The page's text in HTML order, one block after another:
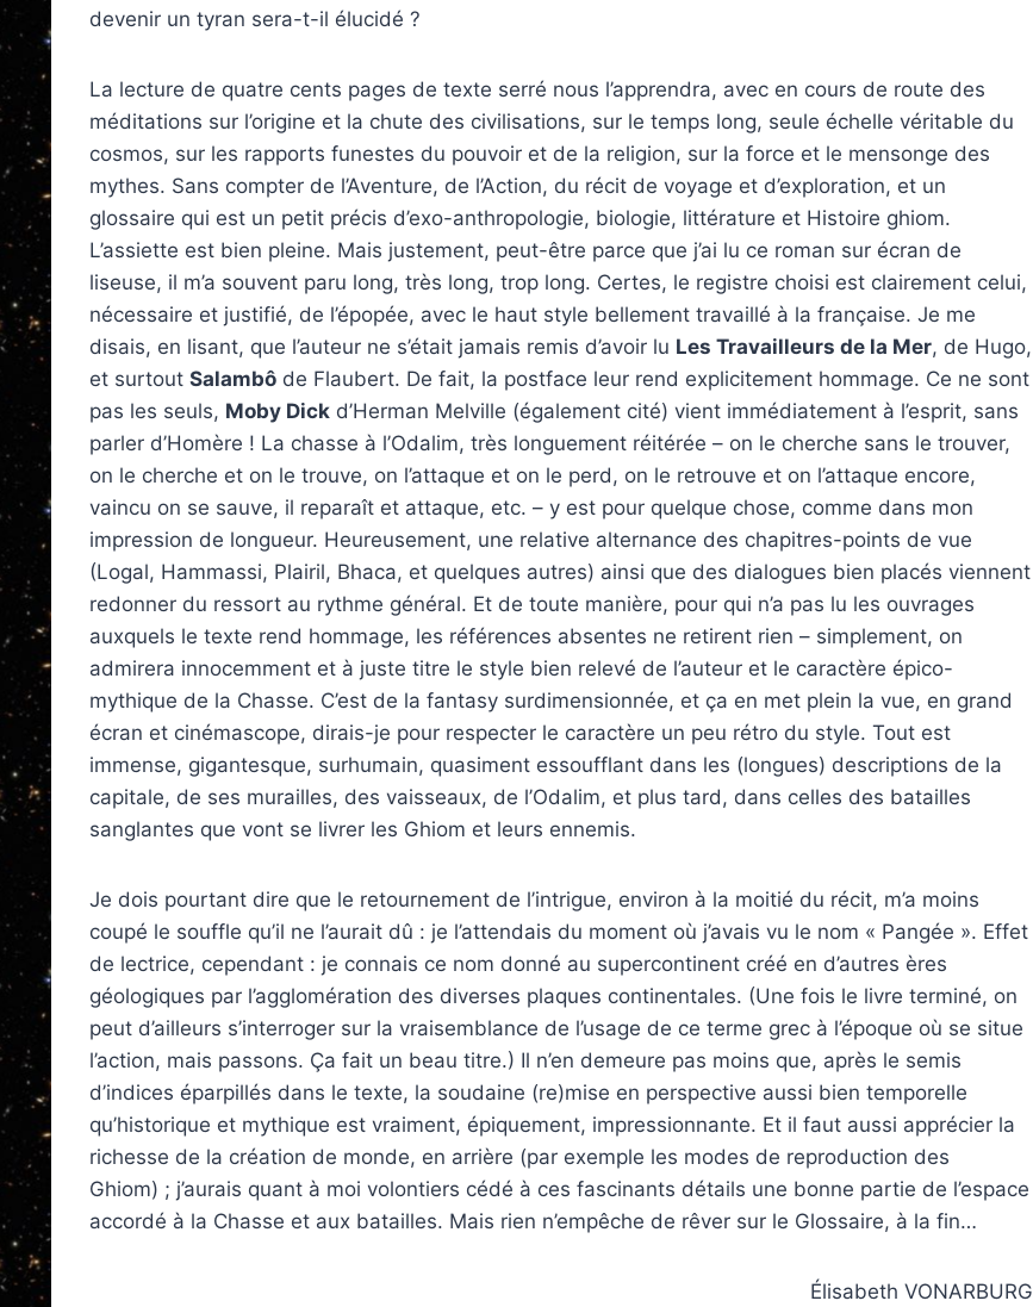
devenir un tyran sera-t-il élucidé ?
La lecture de quatre cents pages de texte serré nous l’apprendra, avec en cours de route des
méditations sur l’origine et la chute des civilisations, sur le temps long, seule échelle véritable du
cosmos, sur les rapports funestes du pouvoir et de la religion, sur la force et le mensonge des
mythes. Sans compter de l’Aventure, de l’Action, du récit de voyage et d’exploration, et un
glossaire qui est un petit précis d’exo-anthropologie, biologie, littérature et Histoire ghiom.
L’assiette est bien pleine. Mais justement, peut-être parce que j’ai lu ce roman sur écran de
liseuse, il m’a souvent paru long, très long, trop long. Certes, le registre choisi est clairement celui,
nécessaire et justifié, de l’épopée, avec le haut style bellement travaillé à la française. Je me
disais, en lisant, que l’auteur ne s’était jamais remis d’avoir lu Les Travailleurs de la Mer, de Hugo,
et surtout Salambô de Flaubert. De fait, la postface leur rend explicitement hommage. Ce ne sont
pas les seuls, Moby Dick d’Herman Melville (également cité) vient immédiatement à l’esprit, sans
parler d’Homère ! La chasse à l’Odalim, très longuement réitérée – on le cherche sans le trouver,
on le cherche et on le trouve, on l’attaque et on le perd, on le retrouve et on l’attaque encore,
vaincu on se sauve, il reparaît et attaque, etc. – y est pour quelque chose, comme dans mon
impression de longueur. Heureusement, une relative alternance des chapitres-points de vue
(Logal, Hammassi, Plairil, Bhaca, et quelques autres) ainsi que des dialogues bien placés viennent
redonner du ressort au rythme général. Et de toute manière, pour qui n’a pas lu les ouvrages
auxquels le texte rend hommage, les références absentes ne retirent rien – simplement, on
admirera innocemment et à juste titre le style bien relevé de l’auteur et le caractère épico-
mythique de la Chasse. C’est de la fantasy surdimensionnée, et ça en met plein la vue, en grand
écran et cinémascope, dirais-je pour respecter le caractère un peu rétro du style. Tout est
immense, gigantesque, surhumain, quasiment essoufflant dans les (longues) descriptions de la
capitale, de ses murailles, des vaisseaux, de l’Odalim, et plus tard, dans celles des batailles
sanglantes que vont se livrer les Ghiom et leurs ennemis.
Je dois pourtant dire que le retournement de l’intrigue, environ à la moitié du récit, m’a moins
coupé le souffle qu’il ne l’aurait dû : je l’attendais du moment où j’avais vu le nom « Pangée ». Effet
de lectrice, cependant : je connais ce nom donné au supercontinent créé en d’autres ères
géologiques par l’agglomération des diverses plaques continentales. (Une fois le livre terminé, on
peut d’ailleurs s’interroger sur la vraisemblance de l’usage de ce terme grec à l’époque où se situe
l’action, mais passons. Ça fait un beau titre.) Il n’en demeure pas moins que, après le semis
d’indices éparpillés dans le texte, la soudaine (re)mise en perspective aussi bien temporelle
qu’historique et mythique est vraiment, épiquement, impressionnante. Et il faut aussi apprécier la
richesse de la création de monde, en arrière (par exemple les modes de reproduction des
Ghiom) ; j’aurais quant à moi volontiers cédé à ces fascinants détails une bonne partie de l’espace
accordé à la Chasse et aux batailles. Mais rien n’empêche de rêver sur le Glossaire, à la fin…
Élisabeth VONARBURG